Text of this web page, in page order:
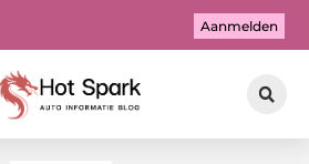
Aanmelden